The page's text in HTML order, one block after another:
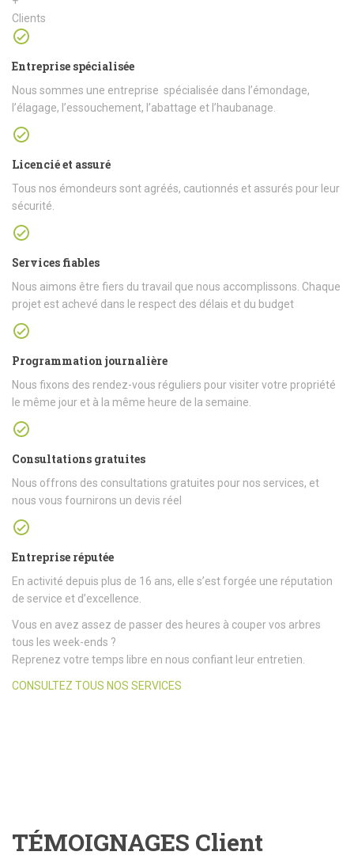
Clients
Entreprise spécialisée
Nous sommes une entreprise spécialisée dans l’émondage,
l’élagage, l’essouchement, l’abattage et l’haubanage.
Licencié et assuré
Tous nos émondeurs sont agréés, cautionnés et assurés pour leur
sécurité.
Services fiables
Nous aimons être fiers du travail que nous accomplissons. Chaque
projet est achevé dans le respect des délais et du budget
Programmation journalière
Nous fixons des rendez-vous réguliers pour visiter votre propriété
le même jour et à la même heure de la semaine.
Consultations gratuites
Nous offrons des consultations gratuites pour nos services, et
nous vous fournirons un devis réel
Entreprise réputée
En activité depuis plus de 16 ans, elle s’est forgée une réputation
de service et d’excellence.
Vous en avez assez de passer des heures à couper vos arbres
tous les week-ends ?
Reprenez votre temps libre en nous confiant leur entretien.
CONSULTEZ TOUS NOS SERVICES
TÉMOIGNAGES Client